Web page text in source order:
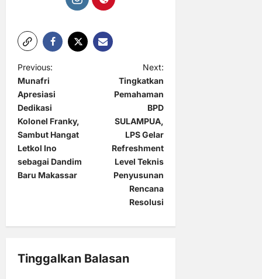
P
o
s
t
n
a
v
t
Previous:
Munafri
Apresiasi
Dedikasi
Kolonel Franky,
Sambut Hangat
Letkol Ino
sebagai Dandim
Baru Makassar
Next:
Tingkatkan
Pemahaman
BPD
SULAMPUA,
LPS Gelar
Refreshment
Level Teknis
Penyusunan
Rencana
Resolusi
Tinggalkan Balasan